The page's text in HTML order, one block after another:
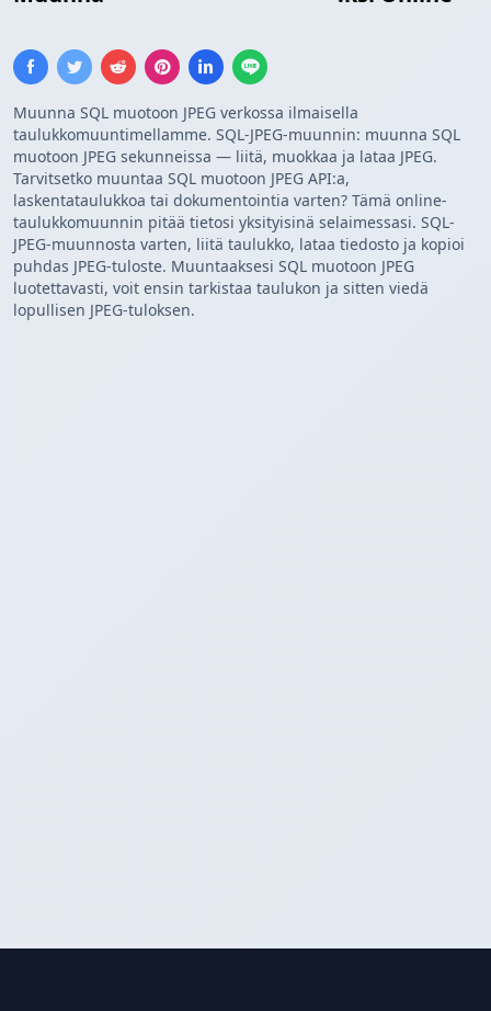
Muunna SQL muotoon JPEG verkossa ilmaisella
taulukkomuuntimellamme. SQL-JPEG-muunnin: muunna SQL
muotoon JPEG sekunneissa — liitä, muokkaa ja lataa JPEG.
Tarvitsetko muuntaa SQL muotoon JPEG API:a,
laskentataulukkoa tai dokumentointia varten? Tämä online-
taulukkomuunnin pitää tietosi yksityisinä selaimessasi. SQL-
JPEG-muunnosta varten, liitä taulukko, lataa tiedosto ja kopioi
puhdas JPEG-tuloste. Muuntaaksesi SQL muotoon JPEG
luotettavasti, voit ensin tarkistaa taulukon ja sitten viedä
lopullisen JPEG-tuloksen.